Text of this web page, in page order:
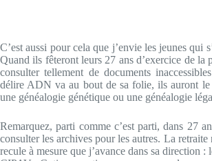
C’est aussi pour cela que j’envie les jeunes qui
Quand ils fêteront leurs 27 ans d’exercice de la
consulter tellement de documents
délire ADN va au bout de sa folie, ils auront le
une généalogie génétique ou une généalogie
Remarquez, parti comme c’est parti, dans 27
consulter les archives pour les autres. La retraite
recule à mesure que j’avance dans sa direction :